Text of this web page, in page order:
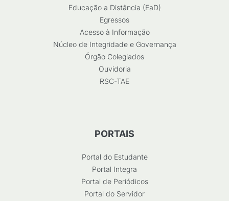
Educação a Distância (EaD)
Egressos
Acesso à Informação
Núcleo de Integridade e Governança
Órgão Colegiados
Ouvidoria
RSC-TAE
PORTAIS
Portal do Estudante
Portal Integra
Portal de Periódicos
Portal do Servidor